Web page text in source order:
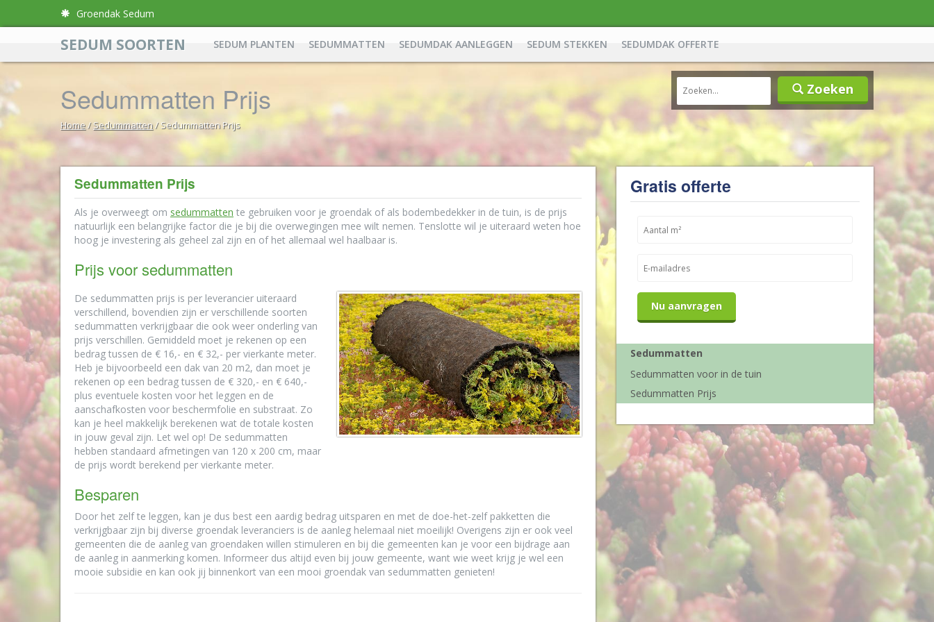
Groendak Sedum
SEDUM SOORTEN SEDUM PLANTEN SEDUMMATTEN SEDUMDAK AANLEGGEN SEDUM STEKKEN SEDUMDAK OFFERTE
Zoeken
Sedummatten Prijs
Home /Sedummatten / Sedummatten Prijs
Sedummatten Prijs
Als je overweegt om sedummatten te gebruiken voor je groendak of als bodembedekker in de tuin, is de prijs
natuurlijk een belangrijke factor die je bij die overwegingen mee wilt nemen. Tenslotte wil je uiteraard weten hoe
hoog je investering als geheel zal zijn en of het allemaal wel haalbaar is.
Prijs voor sedummatten
De sedummatten prijs is per leverancier uiteraard
verschillend, bovendien zijn er verschillende soorten
sedummatten verkrijgbaar die ook weer onderling van
prijs verschillen. Gemiddeld moet je rekenen op een
bedrag tussen de € 16,- en € 32,- per vierkante meter.
Heb je bijvoorbeeld een dak van 20 m2, dan moet je
rekenen op een bedrag tussen de € 320,- en € 640,-
plus eventuele kosten voor het leggen en de
aanschafkosten voor beschermfolie en substraat. Zo
kan je heel makkelijk berekenen wat de totale kosten
in jouw geval zijn. Let wel op! De sedummatten
hebben standaard afmetingen van 120 x 200 cm, maar
de prijs wordt berekend per vierkante meter.
Besparen
Door het zelf te leggen, kan je dus best een aardig bedrag uitsparen en met de doe-het-zelf pakketten die
verkrijgbaar zijn bij diverse groendak leveranciers is de aanleg helemaal niet moeilijk! Overigens zijn er ook veel
gemeenten die de aanleg van groendaken willen stimuleren en bij die gemeenten kan je voor een bijdrage aan
de aanleg in aanmerking komen. Informeer dus altijd even bij jouw gemeente, want wie weet krijg je wel een
mooie subsidie en kan ook jij binnenkort van een mooi groendak van sedummatten genieten!
Gratis offerte
Nu aanvragen
Sedummatten
Sedummatten voor in de tuin
Sedummatten Prijs